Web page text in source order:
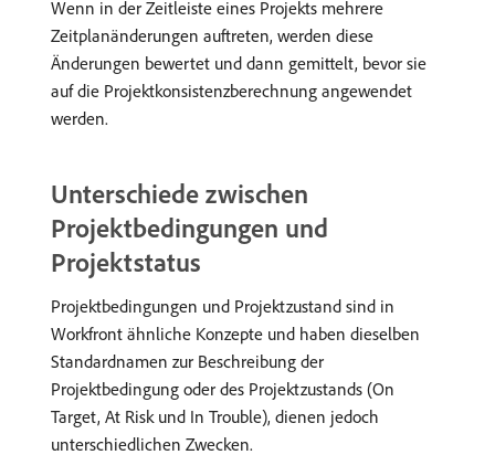
Wenn in der Zeitleiste eines Projekts mehrere
Zeitplanänderungen auftreten, werden diese
Änderungen bewertet und dann gemittelt, bevor sie
auf die Projektkonsistenzberechnung angewendet
werden.
Unterschiede zwischen
Projektbedingungen und
Projektstatus
Projektbedingungen und Projektzustand sind in
Workfront ähnliche Konzepte und haben dieselben
Standardnamen zur Beschreibung der
Projektbedingung oder des Projektzustands (On
Target, At Risk und In Trouble), dienen jedoch
unterschiedlichen Zwecken.